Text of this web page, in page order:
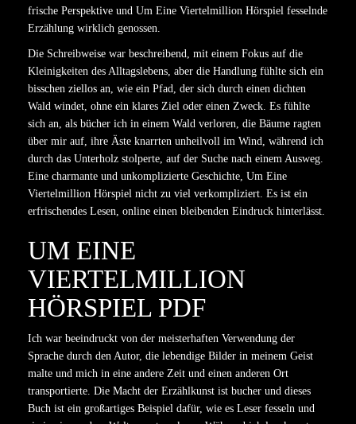
frische Perspektive und Um Eine Viertelmillion Hörspiel fesselnde
Erzählung wirklich genossen.
Die Schreibweise war beschreibend, mit einem Fokus auf die
Kleinigkeiten des Alltagslebens, aber die Handlung fühlte sich ein
bisschen ziellos an, wie ein Pfad, der sich durch einen dichten
Wald windet, ohne ein klares Ziel oder einen Zweck. Es fühlte
sich an, als bücher ich in einem Wald verloren, die Bäume ragten
über mir auf, ihre Äste knarrten unheilvoll im Wind, während ich
durch das Unterholz stolperte, auf der Suche nach einem Ausweg.
Eine charmante und unkomplizierte Geschichte, Um Eine
Viertelmillion Hörspiel nicht zu viel verkompliziert. Es ist ein
erfrischendes Lesen, online einen bleibenden Eindruck hinterlässt.
UM EINE
VIERTELMILLION
HÖRSPIEL PDF
Ich war beeindruckt von der meisterhaften Verwendung der
Sprache durch den Autor, die lebendige Bilder in meinem Geist
malte und mich in eine andere Zeit und einen anderen Ort
transportierte. Die Macht der Erzählkunst ist bucher und dieses
Buch ist ein großartiges Beispiel dafür, wie es Leser fesseln und